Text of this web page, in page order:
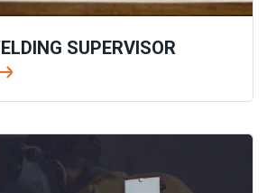
SUPERVISOR